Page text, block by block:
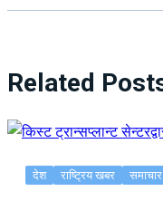
Related
देश राष्ट्रिय खबर समाचार